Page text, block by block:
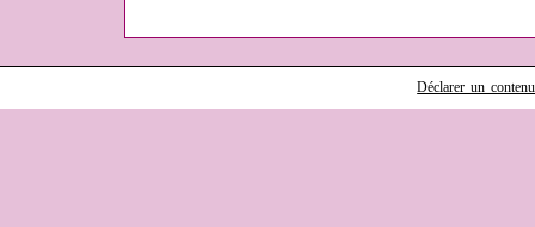
Déclarer un